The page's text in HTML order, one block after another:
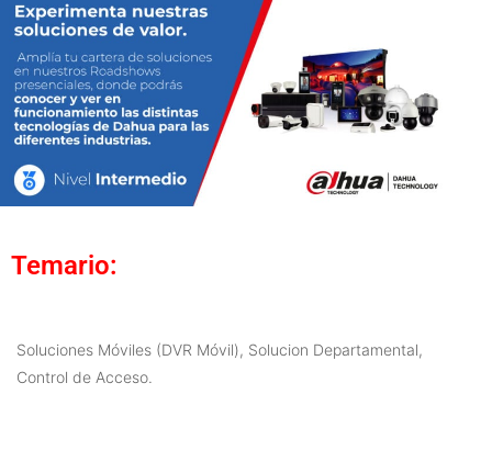
Temario:
Soluciones Móviles (DVR Móvil), Solucion Departamental,
Control de Acceso.